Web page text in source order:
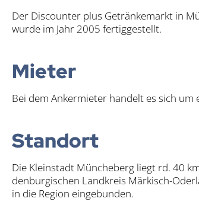
Der Dis­coun­ter plus Geträn­ke­markt in
wur­de im Jahr 2005 fer­tig­ge­stellt.
Mie­ter
Bei dem Anker­mie­ter han­delt es sich
Stand­ort
Die Klein­stadt Mün­che­berg liegt rd. 40
den­bur­gi­schen Land­kreis Mär­kisch-
in die Regi­on ein­ge­bun­den.